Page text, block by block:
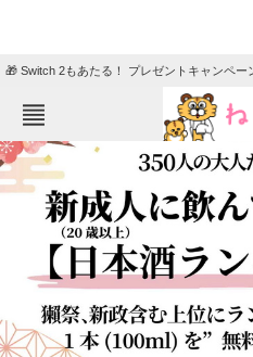
🎁 Switch 2もあたる！ プレゼントキャンペー
ねとらぼメニュー
TOP
エンタメ
住まい
動物